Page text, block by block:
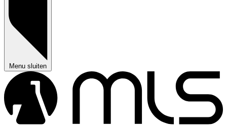
Menu sluiten